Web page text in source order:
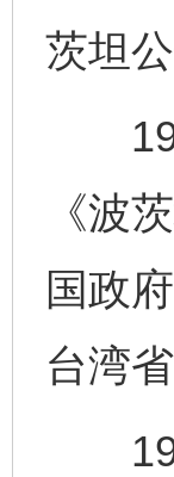
茨坦
《波
国政
台湾